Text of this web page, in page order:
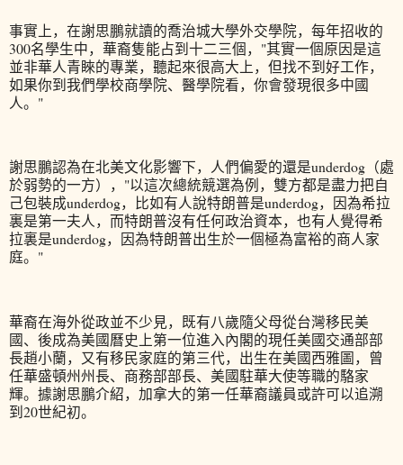
事實上，在謝思鵬就讀的喬治城大學外交學院，每年招收的
300名學生中，華裔隻能占到十二三個，"其實一個原因是這
並非華人青睞的專業，聽起來很高大上，但找不到好工作，
如果你到我們學校商學院、醫學院看，你會發現很多中國
人。"
謝思鵬認為在北美文化影響下，人們偏愛的還是underdog（處
於弱勢的一方），"以這次總統競選為例，雙方都是盡力把自
己包裝成underdog，比如有人說特朗普是underdog，因為希拉
裏是第一夫人，而特朗普沒有任何政治資本，也有人覺得希
拉裏是underdog，因為特朗普出生於一個極為富裕的商人家
庭。"
華裔在海外從政並不少見，既有八歲隨父母從台灣移民美
國、後成為美國曆史上第一位進入內閣的現任美國交通部部
長趙小蘭，又有移民家庭的第三代，出生在美國西雅圖，曾
任華盛頓州州長、商務部部長、美國駐華大使等職的駱家
輝。據謝思鵬介紹，加拿大的第一任華裔議員或許可以追溯
到20世紀初。